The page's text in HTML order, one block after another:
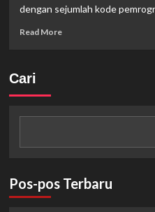
dengan sejumlah kode
Read MoreRead
Cari
Pos-pos Terbaru